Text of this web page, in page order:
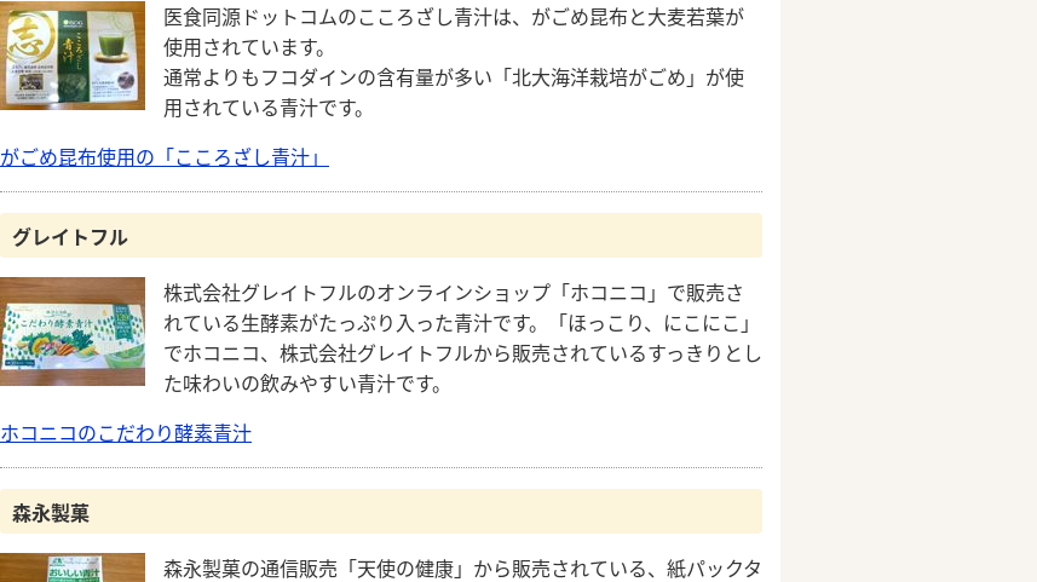
医食同源ドットコムのこころざし青汁は、がごめ昆布と大麦若葉が
使用されています。
通常よりもフコダインの含有量が多い「北大海洋栽培がごめ」が使
用されている青汁です。
がごめ昆布使用の「こころざし青汁」
グレイトフル
株式会社グレイトフルのオンラインショップ「ホコニコ」で販売さ
れている生酵素がたっぷり入った青汁です。「ほっこり、にこにこ」
でホコニコ、株式会社グレイトフルから販売されているすっきりとし
た味わいの飲みやすい青汁です。
ホコニコのこだわり酵素青汁
森永製菓
森永製菓の通信販売「天使の健康」から販売されている、紙パックタ